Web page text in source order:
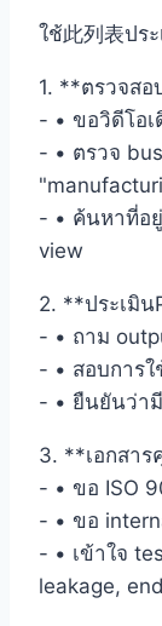
ใช้此列表ปร
1. **ตรวจสอ
- • ขอวิดีโอ
- • ตรวจ
- • ค้นหาที่อ
view
2. **ประเมิ
- • ถาม
- • สอบการใ
- • ยืนยันว่า
3. **เอกสา
- • ขอ ISO
- • ขอ
- • เข้าใจ
leakage,